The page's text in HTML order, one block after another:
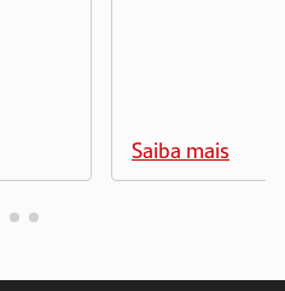
Saiba mais